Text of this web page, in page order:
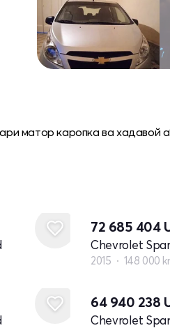
матор каропка ва хадавой
72 685 404
Chevrolet
2015 148 000
64 940 238
Chevrolet